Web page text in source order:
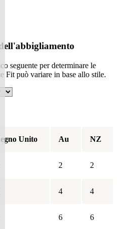
seguente per determinare le
Fit può variare in base allo stile.
Unito Au NZ
2 2
4 4
6 6